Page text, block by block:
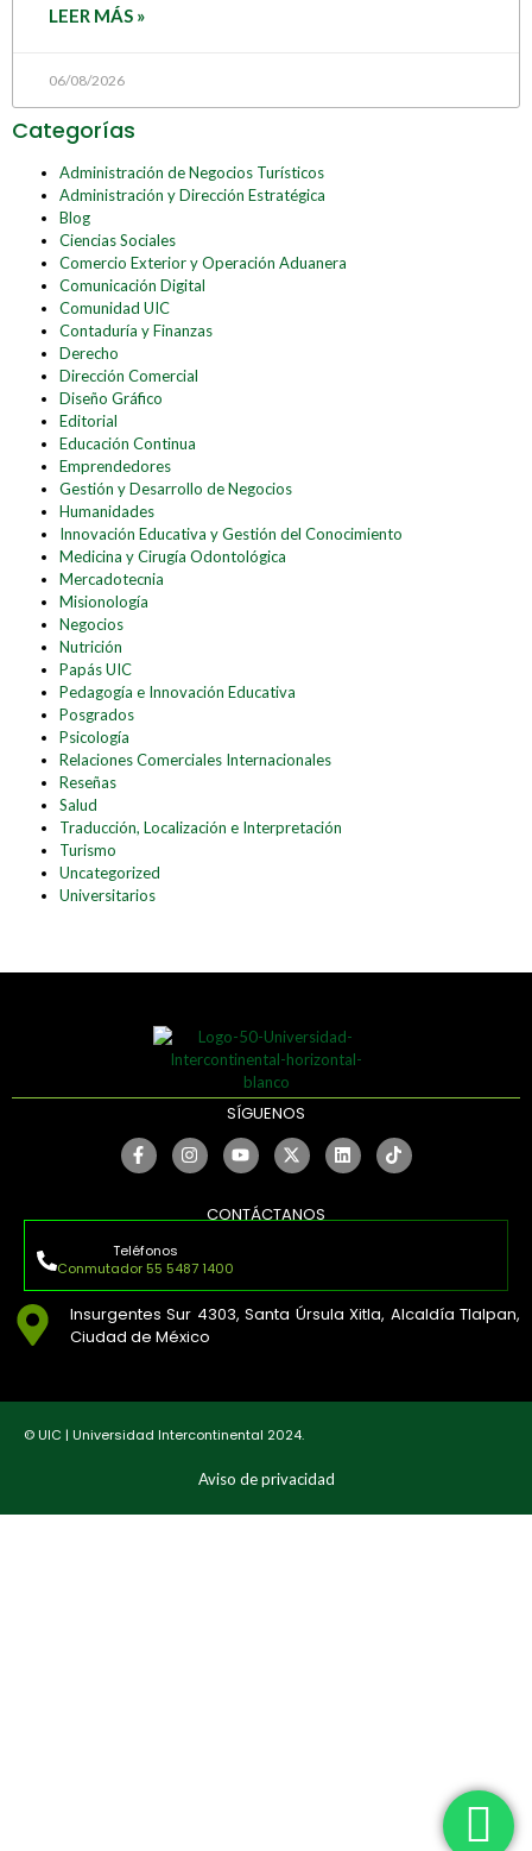
LEER MÁS »
06/08/2026
Categorías
Administración de Negocios Turísticos
Administración y Dirección Estratégica
Blog
Ciencias Sociales
Comercio Exterior y Operación Aduanera
Comunicación Digital
Comunidad UIC
Contaduría y Finanzas
Derecho
Dirección Comercial
Diseño Gráfico
Editorial
Educación Continua
Emprendedores
Gestión y Desarrollo de Negocios
Humanidades
Innovación Educativa y Gestión del Conocimiento
Medicina y Cirugía Odontológica
Mercadotecnia
Misionología
Negocios
Nutrición
Papás UIC
Pedagogía e Innovación Educativa
Posgrados
Psicología
Relaciones Comerciales Internacionales
Reseñas
Salud
Traducción, Localización e Interpretación
Turismo
Uncategorized
Universitarios
SÍGUENOS
CONTÁCTANOS
Teléfonos
Conmutador 55 5487 1400
Insurgentes Sur 4303, Santa Úrsula Xitla, Alcaldía Tlalpan,
Ciudad de México
© UIC | Universidad Intercontinental 2024.
Aviso de privacidad